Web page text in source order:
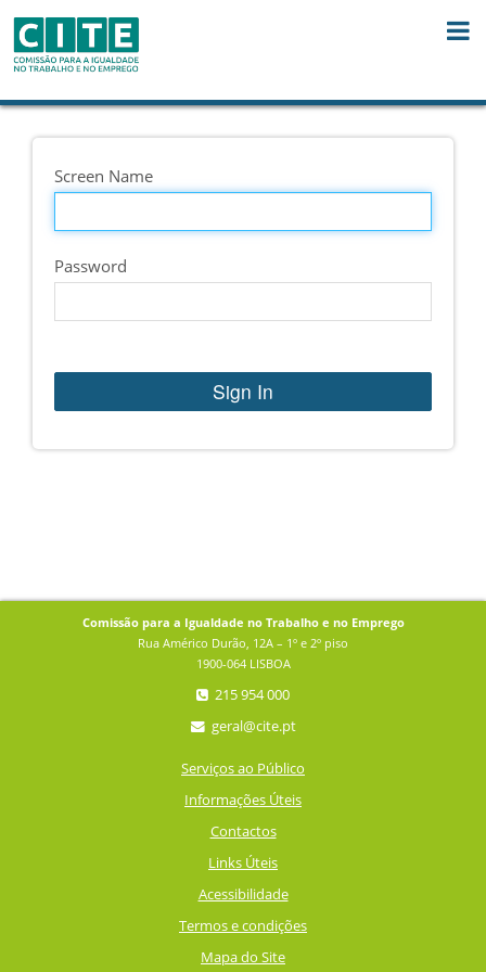
Screen Name
Password
Sign In
Comissão para a Igualdade no Trabalho e no Emprego
Rua Américo Durão, 12A – 1º e 2º piso
1900-064 LISBOA
215 954 000
geral@cite.pt
Serviços ao Público
Informações Úteis
Contactos
Links Úteis
Acessibilidade
Termos e condições
Mapa do Site